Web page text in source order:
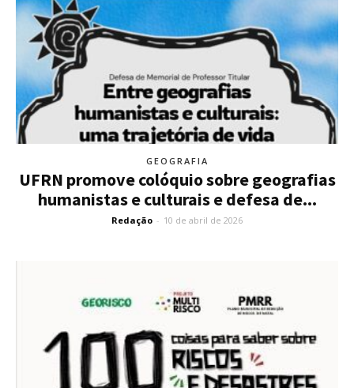
GEOGRAFIA
UFRN promove colóquio sobre geografias
humanistas e culturais e defesa de...
Redação - 10 de abril de 2026